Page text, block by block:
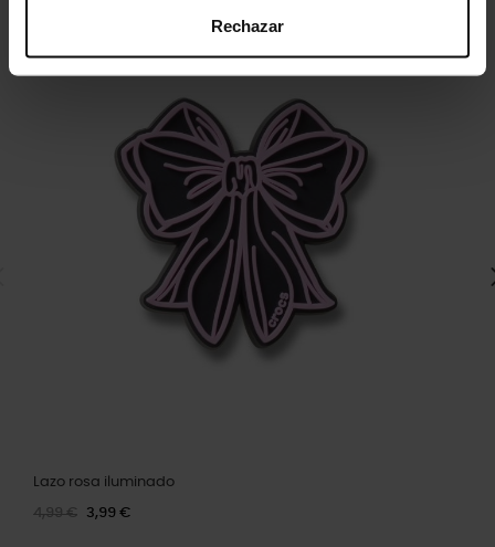
Rechazar
Lazo rosa iluminado
4,99 € 3,99 €